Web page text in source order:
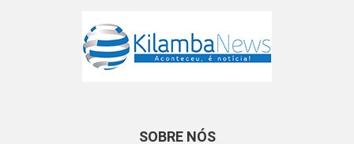
SOBRE NÓS